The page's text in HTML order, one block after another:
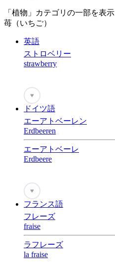
「植物」カテゴリの一部を表示
苺（いちご）
英語
ストロベリー
strawberry
♥
ドイツ語
エーアトベーレン
Erdbeeren
エーアトベーレ
Erdbeere
♥
フランス語
フレーズ
fraise
ラフレーズ
la fraise